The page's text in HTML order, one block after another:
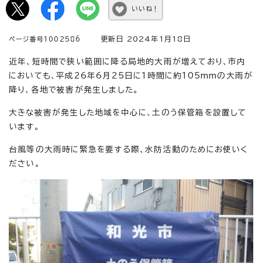
いいね！
ページ番号1002586 更新日 2024年1月18日
近年、短時間で狭い範囲に降る局地的大雨が増えており、市内
においても、平成26年6月25日に1時間に約105mmの大雨が
降り、各地で被害が発生しました。
大きな被害が発生した地域を中心に、土のう保管箱を設置して
います。
台風等の大雨時に緊急を要する際、水防活動のためにお使いく
ださい。